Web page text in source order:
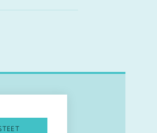
Taitocampukseen